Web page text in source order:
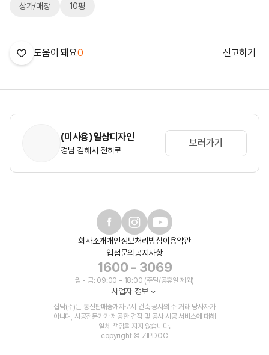
상가/매장 10평
도움이 돼요0 신고하기
(미사용)일상디자인
경남 김해시 전하로
보러가기
회사소개개인정보처리방침이용약관
입점문의 공지사항
1600 - 3069
월 - 금: 09:00 - 18:00 (주말/공휴일 제외)
사업자 정보
집닥(주)는 통신판매중개자로서 건축 공사의 주 거래 당사자가
아니며, 시공전문가가 제공한 견적 및 공사 시공 서비스에 대해
일체 책임을 지지 않습니다.
copyright © ZIPDOC